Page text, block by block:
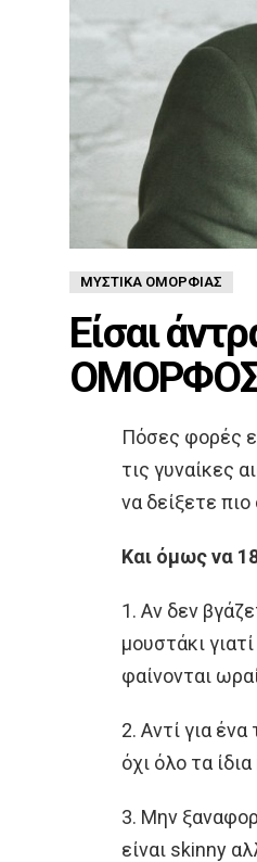
ΜΥΣΤΙΚΆ ΟΜΟΡΦΙΆΣ
Είσαι
Πόσες φορές
τις γυναίκες
να δείξετε
Και όμως να
1. Αν δεν
μουστάκι
φαίνονται
2. Αντί για
όχι όλο τα ίδια
3. Μην
είναι skinny